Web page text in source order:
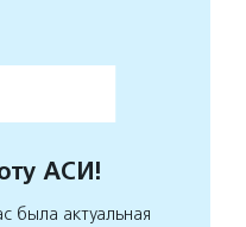
АСИ!
была актуальная